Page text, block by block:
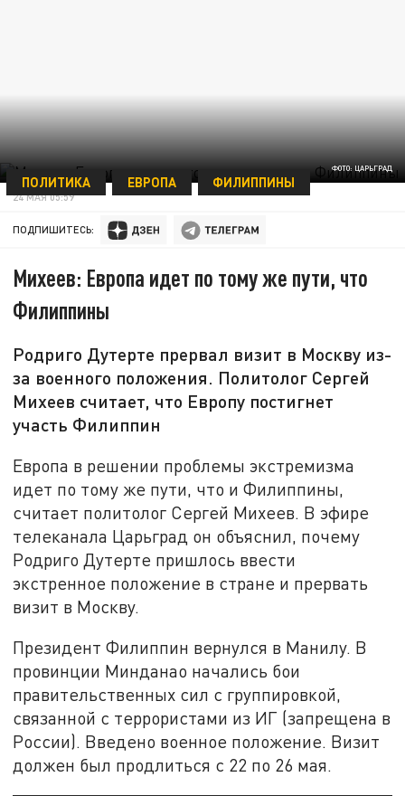
ФОТО: ЦАРЬГРАД
ПОЛИТИКА ЕВРОПА ФИЛИППИНЫ
24 МАЯ 05:59
ПОДПИШИТЕСЬ:
Михеев: Европа идет по тому же пути, что
Филиппины
Родриго Дутерте прервал визит в Москву из-
за военного положения. Политолог Сергей
Михеев считает, что Европу постигнет
участь Филиппин
Европа в решении проблемы экстремизма
идет по тому же пути, что и Филиппины,
считает политолог Сергей Михеев. В эфире
телеканала Царьград он объяснил, почему
Родриго Дутерте пришлось ввести
экстренное положение в стране и прервать
визит в Москву.
Президент Филиппин вернулся в Манилу. В
провинции Минданао начались бои
правительственных сил с группировкой,
связанной с террористами из ИГ (запрещена в
России). Введено военное положение. Визит
должен был продлиться с 22 по 26 мая.